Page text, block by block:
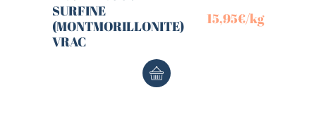
SURFINE
(MONTMORILLONITE)
VRAC
15,95€/kg